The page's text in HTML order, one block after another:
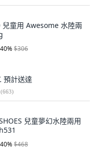
兒童用 Awesome 水陸兩
40%$306
預計送達
(663)
兒童夢幻水陸兩用
40%$468